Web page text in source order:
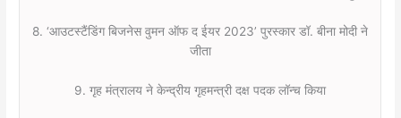
8. ‘आउटस्टैंडिंग बिजनेस वुमन ऑफ द ईयर 2023’ पुरस्कार डॉ. बीना मोदी ने
जीता
9. गृह मंत्रालय ने केन्द्रीय गृहमन्त्री दक्ष पदक लॉन्च किया